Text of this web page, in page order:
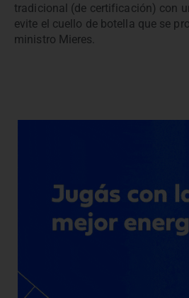
tradicional (de certificación) con
evite el cuello de botella que se
ministro Mieres.